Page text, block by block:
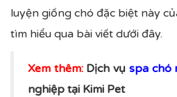
luyện giống chó đặc biệt này
tìm hiểu qua bài viết dưới đây.
Xem thêm:Dịch vụ spa chó
nghiệp tại Kimi Pet